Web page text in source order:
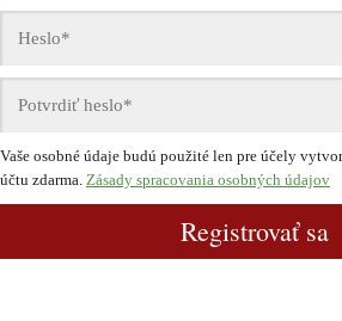
Vaše osobné údaje budú použité len pre účely
účtu zdarma. Zásady spracovania osobných údajov
Registrovať sa